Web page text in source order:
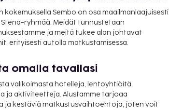
kokemuksella Sembo on osa maailmanlaajuisesti
ryhmää. Meidät tunnustetaan
ja meitä tukee alan johtavat
erityisesti autolla matkustamisessa.
omalla tavallasi
valikoimasta hotelleja, lentoyhtiöitä,
ja aktiviteetteja. Alustamme tarjoaa
ja kestäviä matkustusvaihtoehtoja, joten voit